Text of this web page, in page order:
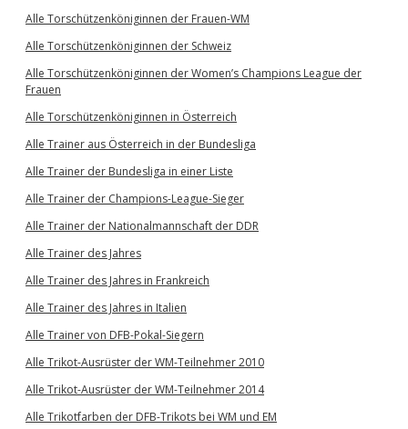
Alle Torschützenköniginnen der Frauen-WM
Alle Torschützenköniginnen der Schweiz
Alle Torschützenköniginnen der Women’s Champions League der
Frauen
Alle Torschützenköniginnen in Österreich
Alle Trainer aus Österreich in der Bundesliga
Alle Trainer der Bundesliga in einer Liste
Alle Trainer der Champions-League-Sieger
Alle Trainer der Nationalmannschaft der DDR
Alle Trainer des Jahres
Alle Trainer des Jahres in Frankreich
Alle Trainer des Jahres in Italien
Alle Trainer von DFB-Pokal-Siegern
Alle Trikot-Ausrüster der WM-Teilnehmer 2010
Alle Trikot-Ausrüster der WM-Teilnehmer 2014
Alle Trikotfarben der DFB-Trikots bei WM und EM